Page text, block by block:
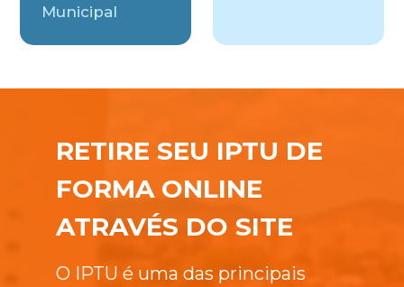
Municipal
RETIRE SEU IPTU DE
FORMA ONLINE
ATRAVÉS DO SITE
O IPTU é uma das principais